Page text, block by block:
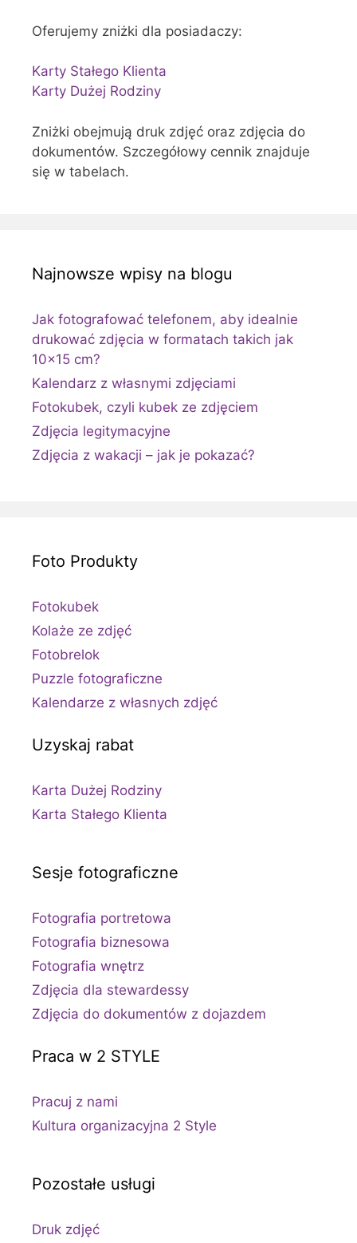
Oferujemy zniżki dla posiadaczy:
Karty Stałego Klienta
Karty Dużej Rodziny
Zniżki obejmują druk zdjęć oraz zdjęcia do
dokumentów. Szczegółowy cennik znajduje
się w tabelach.
Najnowsze wpisy na blogu
Jak fotografować telefonem, aby idealnie
drukować zdjęcia w formatach takich jak
10×15 cm?
Kalendarz z własnymi zdjęciami
Fotokubek, czyli kubek ze zdjęciem
Zdjęcia legitymacyjne
Zdjęcia z wakacji – jak je pokazać?
Foto Produkty
Fotokubek
Kolaże ze zdjęć
Fotobrelok
Puzzle fotograficzne
Kalendarze z własnych zdjęć
Uzyskaj rabat
Karta Dużej Rodziny
Karta Stałego Klienta
Sesje fotograficzne
Fotografia portretowa
Fotografia biznesowa
Fotografia wnętrz
Zdjęcia dla stewardessy
Zdjęcia do dokumentów z dojazdem
Praca w 2 STYLE
Pracuj z nami
Kultura organizacyjna 2 Style
Pozostałe usługi
Druk zdjęć